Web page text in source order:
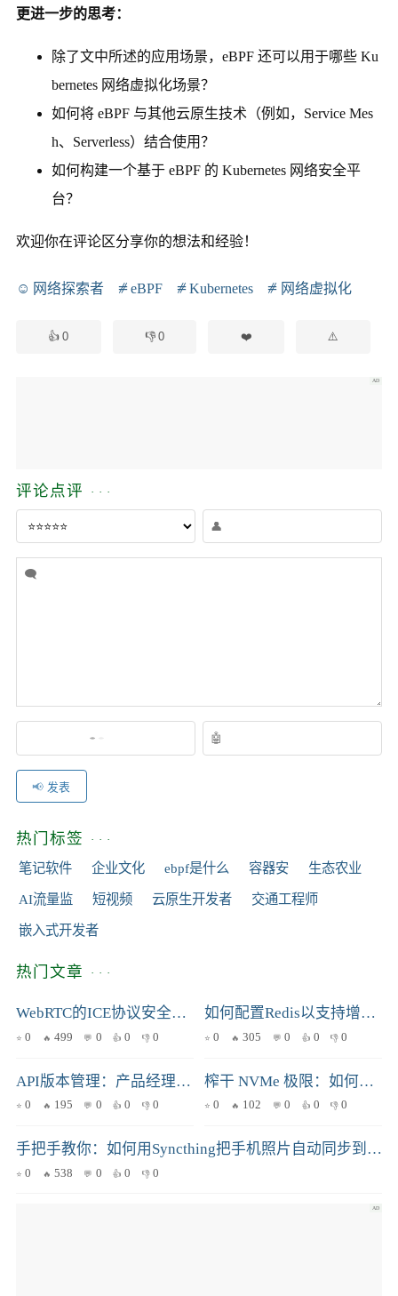
更进一步的思考：
除了文中所述的应用场景，eBPF 还可以用于哪些 Ku
bernetes 网络虚拟化场景？
如何将 eBPF 与其他云原生技术（例如，Service Mes
h、Serverless）结合使用？
如何构建一个基于 eBPF 的 Kubernetes 网络安全平
台？
欢迎你在评论区分享你的想法和经验！
网络探索者 eBPF Kubernetes 网络虚拟化
0 0
评论点评
发表
热门标签
笔记软件 企业文化 ebpf是什么 容器安 生态农业
AI流量监 短视频 云原生开发者 交通工程师
嵌入式开发者
热门文章
WebRTC的ICE协议安全攻防：漏洞分析与应对策略
0 499 0 0 0
如何配置Redis以支持增量备份？详细步骤教你搞定
0 305 0 0 0
API版本管理：产品经理如何平衡快速迭代与用户平滑升级
0 195 0 0 0
榨干 NVMe 极限：如何利用 io_uring IOPOLL 突破 4K 随机写性能瓶颈
0 102 0 0 0
手把手教你：如何用Syncthing把手机照片自动同步到树莓派
0 538 0 0 0